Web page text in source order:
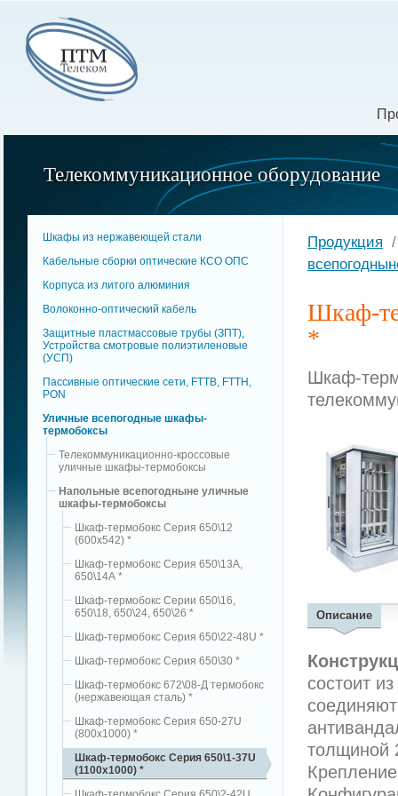
Телекоммуникационное оборудование
Шкафы из нержавеющей стали
Кабельные сборки оптические КСО ОПC
Корпуса из литого алюминия
Волоконно-оптический кабель
Защитные пластмассовые трубы (ЗПТ),
Устройства смотровые полиэтиленовые
(УСП)
Пассивные оптические сети, FTTB, FTTH,
PON
Уличные всепогодные шкафы-
термобоксы
Телекоммуникационно-кроссовые
уличные шкафы-термобоксы
Напольные всепогодныне уличные
шкафы-термобоксы
Шкаф-термобокс Серия 650\12
(600х542) *
Шкаф-термобокс Серия 650\13А,
650\14А *
Шкаф-термобокс Серии 650\16,
650\18, 650\24, 650\26 *
Шкаф-термобокс Серия 650\22-48U *
Шкаф-термобокс Серия 650\30 *
Шкаф-термобокс 672\08-Д термобокс
(нержавеющая сталь) *
Шкаф-термобокс Серия 650-27U
(800x1000) *
Шкаф-термобокс Серия 650\1-37U
(1100x1000) *
Продукция
Шкаф-
*
Шкаф-
Описание
состоит
толщиной